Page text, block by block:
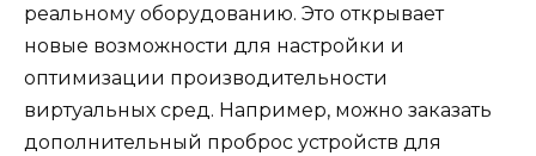
реальному оборудованию. Это открывает
новые возможности для настройки и
оптимизации производительности
виртуальных сред. Например, можно заказать
дополнительный проброс устройств для